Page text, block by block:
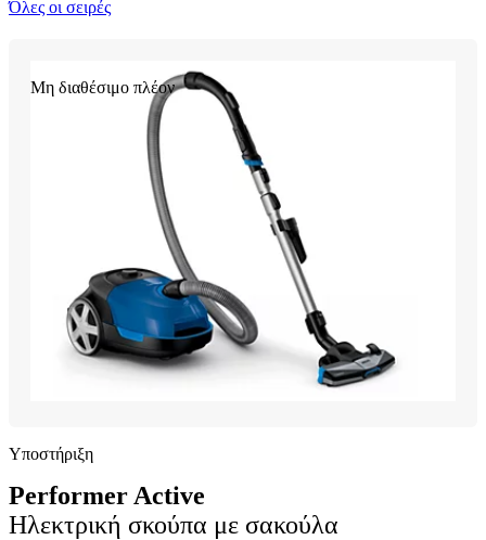
Όλες οι σειρές
Μη διαθέσιμο πλέον
Υποστήριξη
Performer Active
Ηλεκτρική σκούπα με σακούλα